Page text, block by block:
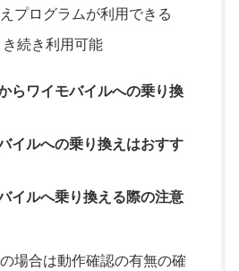
プログラムが利用できる
続き利用可能
らワイモバイルへの乗り換
イルへの乗り換えはおすす
イルへ乗り換える際の注意
場合は動作確認の有無の確